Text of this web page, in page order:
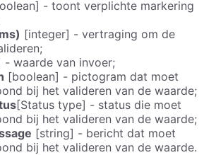
- toont verplichte markering
[integer] - vertraging om de
- waarde van invoer;
[boolean] - pictogram dat moet
bij het valideren van de waarde;
[Status type] - status die moet
bij het valideren van de waarde;
[string] - bericht dat moet
bij het valideren van de waarde.